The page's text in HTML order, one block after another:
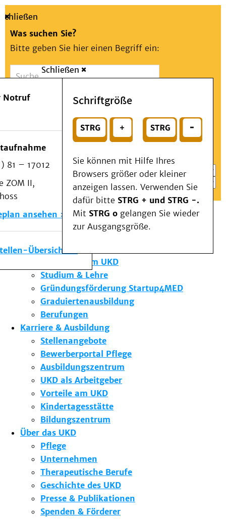
Suche
Schließen
Was suchen Sie?
Bitte geben Sie hier einen Begriff ein:
Suchen
oder
Wählen Sie ein Thema für Ihren Schnelleinstieg
Notfall
Schließen
Notruf
81 – 17012
ZOM II,
ansehen
Übersicht
Schriftgröße
Sie können mit Hilfe Ihres
Browsers größer oder kleiner
anzeigen lassen. Verwenden Sie
dafür bitte STRG + und STRG -.
Mit STRG o gelangen Sie wieder
zur Ausgangsgröße.
Menü
Patienten & Besucher
Kliniken/Institute/Zentren
Als Patient am UKD
Beratung und Unterstützung
Veranstaltungen
Kommunikation im Medizinwesen (KIM)
Notfall
Forschung & Lehre
Die Institute des UKD
Forschung am UKD
Studium & Lehre
Gründungsförderung Startup4MED
Graduiertenausbildung
Berufungen
Karriere & Ausbildung
Stellenangebote
Bewerberportal Pflege
Ausbildungszentrum
UKD als Arbeitgeber
Vorteile am UKD
Kindertagesstätte
Bildungszentrum
Über das UKD
Pflege
Unternehmen
Therapeutische Berufe
Geschichte des UKD
Presse & Publikationen
Spenden & Förderer